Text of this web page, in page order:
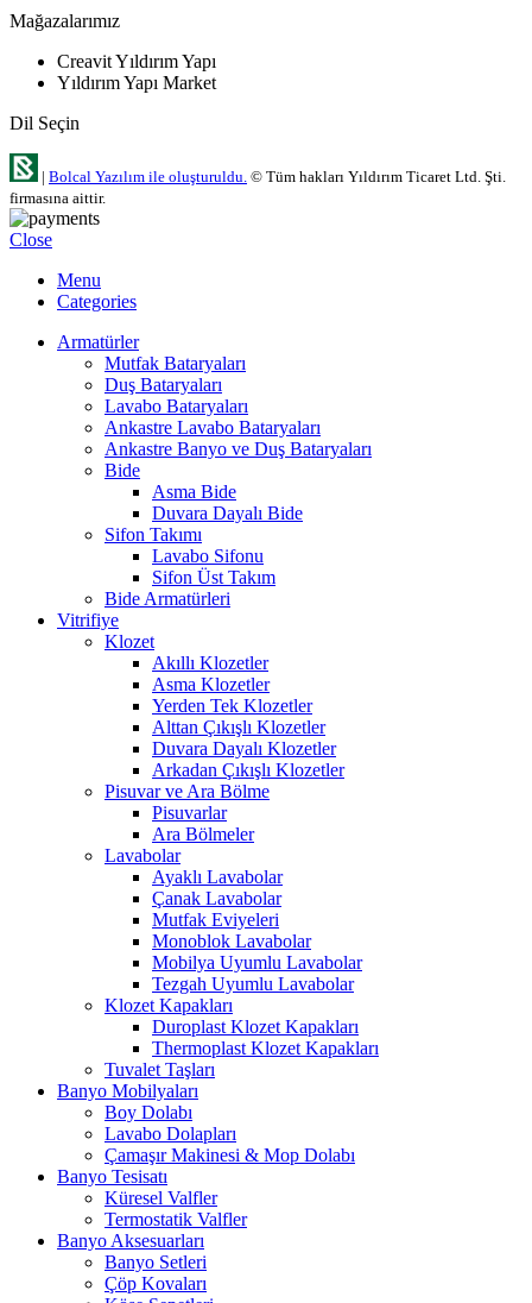
Mağazalarımız
Creavit Yıldırım Yapı
Yıldırım Yapı Market
Dil Seçin
| Bolcal Yazılım ile oluşturuldu. © Tüm hakları Yıldırım Ticaret Ltd. Şti.
firmasına aittir.
Close
Menu
Categories
Armatürler
Mutfak Bataryaları
Duş Bataryaları
Lavabo Bataryaları
Ankastre Lavabo Bataryaları
Ankastre Banyo ve Duş Bataryaları
Bide
Asma Bide
Duvara Dayalı Bide
Sifon Takımı
Lavabo Sifonu
Sifon Üst Takım
Bide Armatürleri
Vitrifiye
Klozet
Akıllı Klozetler
Asma Klozetler
Yerden Tek Klozetler
Alttan Çıkışlı Klozetler
Duvara Dayalı Klozetler
Arkadan Çıkışlı Klozetler
Pisuvar ve Ara Bölme
Pisuvarlar
Ara Bölmeler
Lavabolar
Ayaklı Lavabolar
Çanak Lavabolar
Mutfak Eviyeleri
Monoblok Lavabolar
Mobilya Uyumlu Lavabolar
Tezgah Uyumlu Lavabolar
Klozet Kapakları
Duroplast Klozet Kapakları
Thermoplast Klozet Kapakları
Tuvalet Taşları
Banyo Mobilyaları
Boy Dolabı
Lavabo Dolapları
Çamaşır Makinesi & Mop Dolabı
Banyo Tesisatı
Küresel Valfler
Termostatik Valfler
Banyo Aksesuarları
Banyo Setleri
Çöp Kovaları